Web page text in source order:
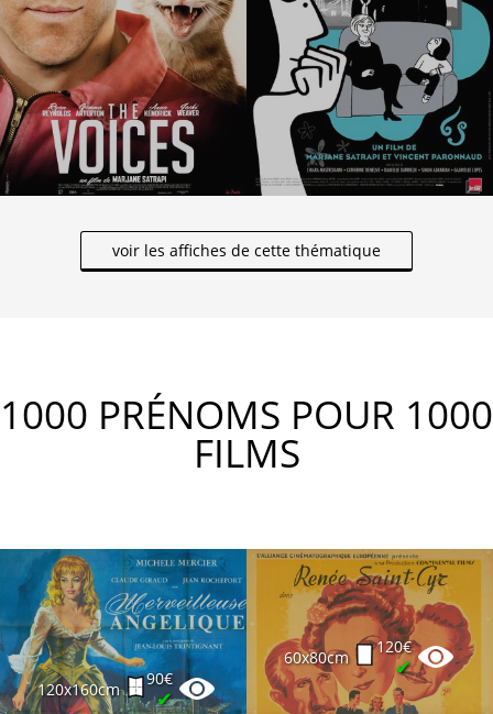
voir les affiches de cette thématique
1000 PRÉNOMS POUR 1000
FILMS
120x160cm
90€
✔
60x80cm
120€
✔